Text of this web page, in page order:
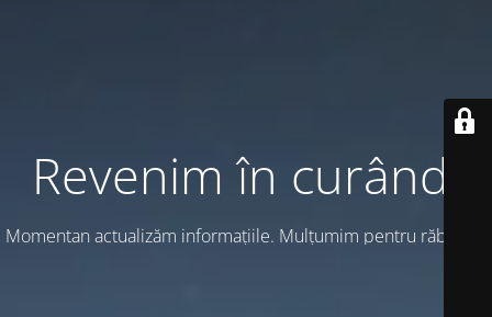
Revenim în curând!
Momentan actualizăm informațiile. Mulțumim pentru răbdare!